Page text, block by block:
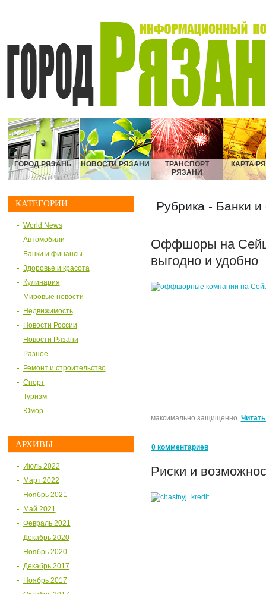
ГОРОД РЯЗАНЬ НОВОСТИ РЯЗАНИ
ТРАНСПОРТ
РЯЗАНИ
КАРТА
КАТЕГОРИИ
World News
Автомобили
Банки и финансы
Здоровье и красота
Кулинария
Мировые новости
Недвижимость
Новости России
Новости Рязани
Разное
Ремонт и строительство
Спорт
Туризм
Юмор
АРХИВЫ
Июль 2022
Март 2022
Ноябрь 2021
Май 2021
Февраль 2021
Декабрь 2020
Ноябрь 2020
Декабрь 2017
Ноябрь 2017
Рубрика - Банки
Оффшоры на
выгодно и удобно
максимально защищенно.
0 комментариев
Риски и